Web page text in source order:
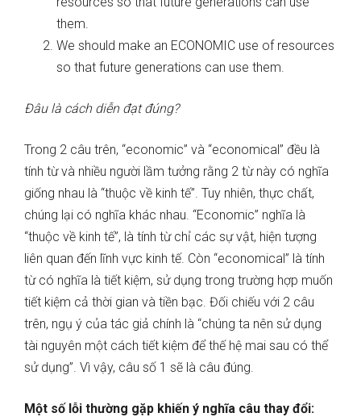
them.
We should make an ECONOMIC use of resources
so that future generations can use them.
Đâu là cách diễn đạt đúng?
Trong 2 câu trên, “economic” và “economical” đều là
tính từ và nhiều người lầm tưởng rằng 2 từ này có nghĩa
giống nhau là “thuộc về kinh tế”. Tuy nhiên, thực chất,
chúng lại có nghĩa khác nhau. “Economic” nghĩa là
“thuộc về kinh tế”, là tính từ chỉ các sự vật, hiện tượng
liên quan đến lĩnh vực kinh tế. Còn “economical” là tính
từ có nghĩa là tiết kiệm, sử dụng trong trường hợp muốn
tiết kiệm cả thời gian và tiền bạc. Đối chiếu với 2 câu
trên, ngụ ý của tác giả chính là “chúng ta nên sử dụng
tài nguyên một cách tiết kiệm để thế hệ mai sau có thể
sử dụng”. Vì vậy, câu số 1 sẽ là câu đúng.
Một số lỗi thường gặp khiến ý nghĩa câu thay đổi: